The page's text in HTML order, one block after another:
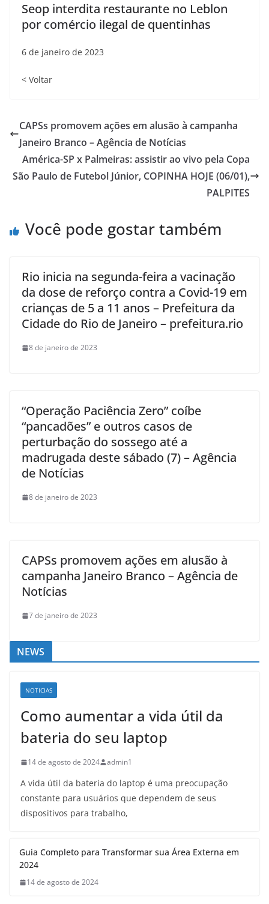
Seop interdita restaurante no Leblon
por comércio ilegal de quentinhas
6 de janeiro de 2023
< Voltar
CAPSs promovem ações em alusão à campanha
Janeiro Branco – Agência de Notícias
América-SP x Palmeiras: assistir ao vivo pela Copa
São Paulo de Futebol Júnior, COPINHA HOJE (06/01),
PALPITES
Você pode gostar também
Rio inicia na segunda-feira a vacinação
da dose de reforço contra a Covid-19 em
crianças de 5 a 11 anos – Prefeitura da
Cidade do Rio de Janeiro – prefeitura.rio
8 de janeiro de 2023
“Operação Paciência Zero” coíbe
“pancadões” e outros casos de
perturbação do sossego até a
madrugada deste sábado (7) – Agência
de Notícias
8 de janeiro de 2023
CAPSs promovem ações em alusão à
campanha Janeiro Branco – Agência de
Notícias
7 de janeiro de 2023
NEWS
NOTICIAS
Como aumentar a vida útil da
bateria do seu laptop
14 de agosto de 2024 admin1
A vida útil da bateria do laptop é uma preocupação
constante para usuários que dependem de seus
dispositivos para trabalho,
Guia Completo para Transformar sua Área Externa em
2024
14 de agosto de 2024